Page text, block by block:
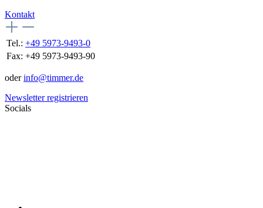
Kontakt
Tel.: +49 5973-9493-0
Fax: +49 5973-9493-90
oderinfo@timmer.de
Newsletter registrieren
Socials